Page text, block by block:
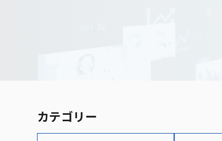
カテゴリー